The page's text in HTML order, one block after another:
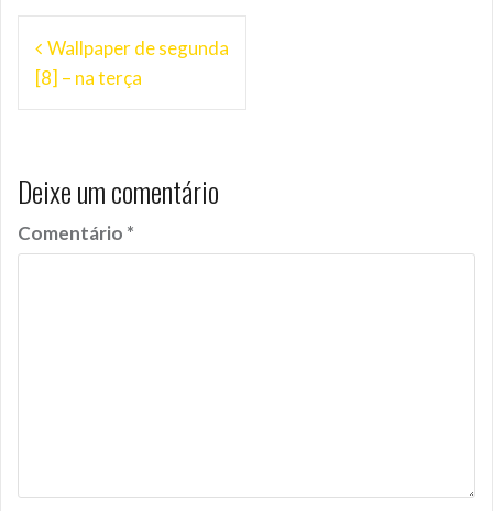
Navegação
deWallpaper de segunda
[8] – na terça
Deixe um comentário
Comentário *